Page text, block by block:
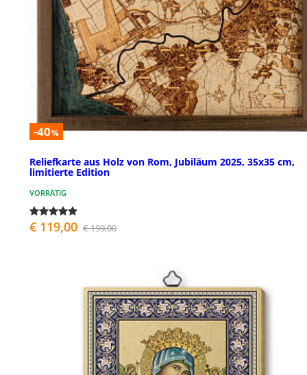
-40%
Reliefkarte aus Holz von Rom, Jubiläum 2025, 35x35 cm,
limitierte Edition
VORRÄTIG
€ 119,00 € 199,00